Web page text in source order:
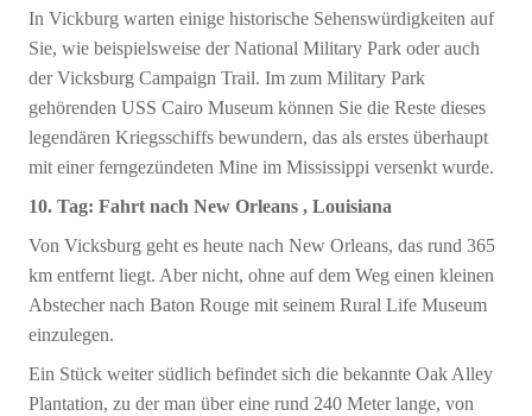
In Vickburg warten einige historische Sehenswürdigkeiten auf
Sie, wie beispielsweise der National Military Park oder auch
der Vicksburg Campaign Trail. Im zum Military Park
gehörenden USS Cairo Museum können Sie die Reste dieses
legendären Kriegsschiffs bewundern, das als erstes überhaupt
mit einer ferngezündeten Mine im Mississippi versenkt wurde.
10. Tag: Fahrt nach New Orleans , Louisiana
Von Vicksburg geht es heute nach New Orleans, das rund 365
km entfernt liegt. Aber nicht, ohne auf dem Weg einen kleinen
Abstecher nach Baton Rouge mit seinem Rural Life Museum
einzulegen.
Ein Stück weiter südlich befindet sich die bekannte Oak Alley
Plantation, zu der man über eine rund 240 Meter lange, von